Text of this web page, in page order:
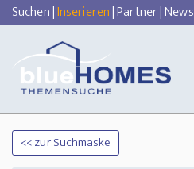
Suchen|Inserieren|Partner|News
<< zur Suchmaske